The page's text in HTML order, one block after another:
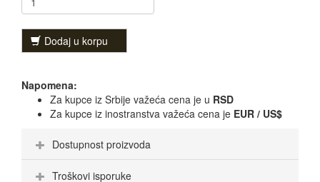
Dodaj u korpu
Napomena:
Za kupce iz Srbije važeća cena je u RSD
Za kupce iz inostranstva važeća cena je EUR / US$
Dostupnost proizvoda
Troškovi isporuke